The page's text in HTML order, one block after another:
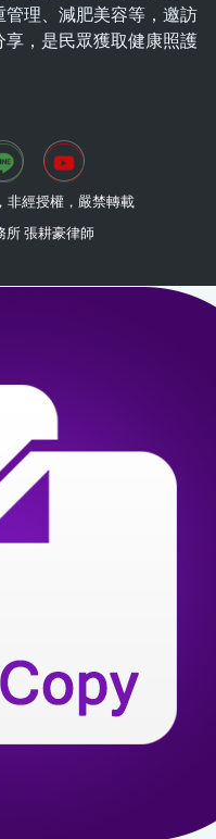
理、減肥美容等，邀訪
，是民眾獲取健康照護
非經授權，嚴禁轉載
所 張耕豪律師